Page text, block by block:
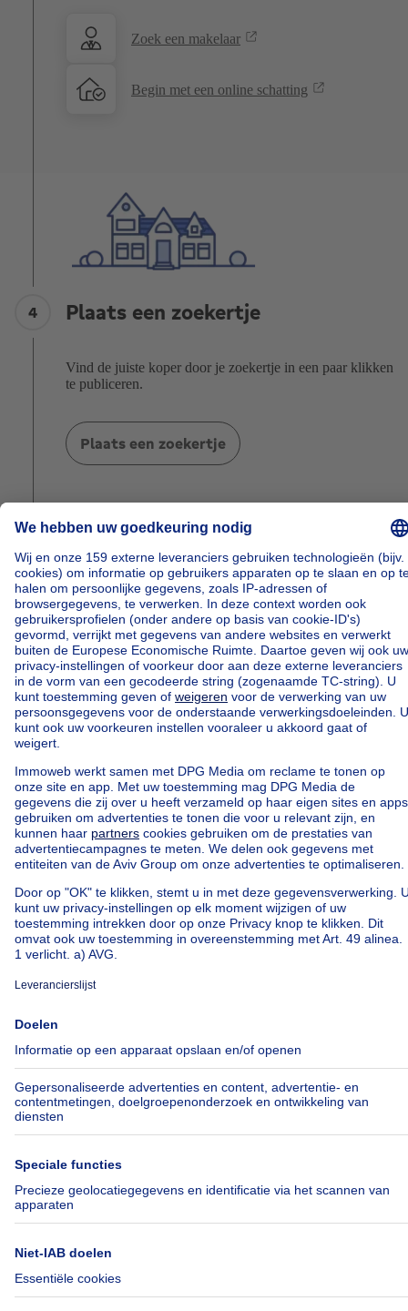
Zoek een makelaar
Begin met een online schatting
4 Plaats een zoekertje
Vind de juiste koper door je zoekertje in een paar klikken
te publiceren.
Plaats een zoekertje
5 Je verkoop afronden
Staat je dicht bij een verkoop? Lees onze tips om de
details af te ronden.
Lees de gids
Kopen Huren Huis te koop
Huis te huur
Appartement te koop
Appartement te huur
© Immoweb SA/NV 2023
Over
Pers
Jobs
Axel Springer Group
SeLoger.com
Immowelt.de
Tools
Verzekeringen
Verhuis checklist
Hulp
Veelgestelde vragen
Fraude
Toegankelijkheid
Contacteer ons
Volg ons
Facebook
Twitter